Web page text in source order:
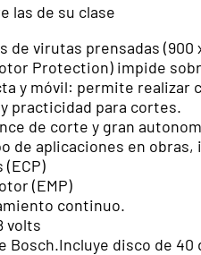
las de su clase
virutas prensadas (900
Protection) impide
y móvil: permite realizar
practicidad para cortes.
de corte y gran
de aplicaciones en obras,
(EMP)
continuo.
volts
Bosch.Incluye disco de 40